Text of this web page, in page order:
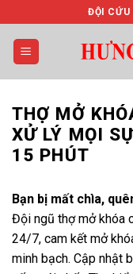
qua
dung
ĐỘI CỨU
THỢ MỞ
XỬ LÝ MỌI
15 PHÚT
Bạn bị mất chìa,
Đội ngũ thợ mở khóa
24/7, cam kết mở
minh bạch. Cập nhật